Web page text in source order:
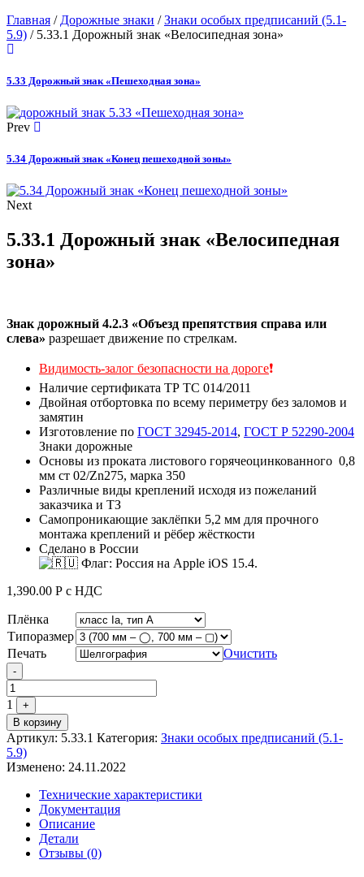
Главная / Дорожные знаки /Знаки особых предписаний (5.1-
5.9) / 5.33.1 Дорожный знак «Велосипедная зона»
5.33 Дорожный знак «Пешеходная зона»
Prev
5.34 Дорожный знак «Конец пешеходной зоны»
Next
5.33.1 Дорожный знак «Велосипедная
зона»
Знак дорожный 4.2.3 «Объезд препятствия справа или
слева» разрешает движение по стрелкам.
Видимость-залог безопасности на дороге❗
Наличие сертификата ТР ТС 014/2011
Двойная отбортовка по всему периметру без заломов и
замятин
Изготовление по ГОСТ 32945-2014, ГОСТ Р 52290-2004
Знаки дорожные
Основы из проката листового горячеоцинкованного 0,8
мм ст 02/Zn275, марка 350
Различные виды креплений исходя из пожеланий
заказчика и ТЗ
Самопроникающие заклёпки 5,2 мм для прочного
монтажа креплений и рёбер жёсткости
Сделано в России
1,390.00 Р с НДС
Плёнка
Типоразмер
Печать
Очистить
Quantity
-
1
+
В корзину
Артикул: 5.33.1 Категория: Знаки особых предписаний (5.1-
5.9)
Изменено: 24.11.2022
Технические характеристики
Документация
Описание
Детали
Отзывы (0)